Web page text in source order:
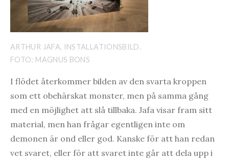
ARTHUR JAFA, INSTALLATIONSBILD.
FOTO: MAGNUS BONS
I flödet återkommer bilden av den svarta kroppen
som ett obehärskat monster, men på samma gång
med en möjlighet att slå tillbaka. Jafa visar fram sitt
material, men han frågar egentligen inte om
demonen är ond eller god. Kanske för att han redan
vet svaret, eller för att svaret inte går att dela upp i